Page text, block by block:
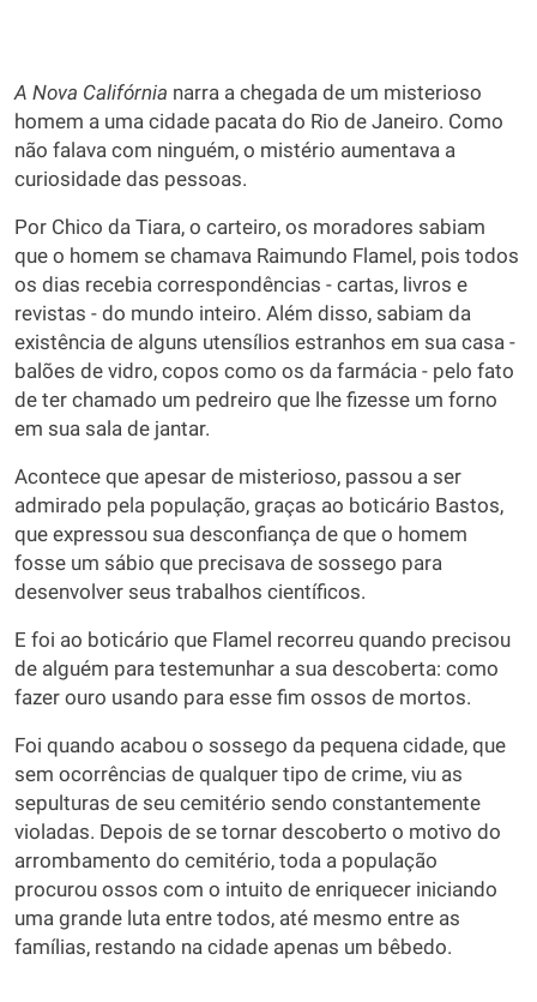
A Nova Califórnia narra a chegada de um misterioso
homem a uma cidade pacata do Rio de Janeiro. Como
não falava com ninguém, o mistério aumentava a
curiosidade das pessoas.
Por Chico da Tiara, o carteiro, os moradores sabiam
que o homem se chamava Raimundo Flamel, pois todos
os dias recebia correspondências - cartas, livros e
revistas - do mundo inteiro. Além disso, sabiam da
existência de alguns utensílios estranhos em sua casa -
balões de vidro, copos como os da farmácia - pelo fato
de ter chamado um pedreiro que lhe fizesse um forno
em sua sala de jantar.
Acontece que apesar de misterioso, passou a ser
admirado pela população, graças ao boticário Bastos,
que expressou sua desconfiança de que o homem
fosse um sábio que precisava de sossego para
desenvolver seus trabalhos científicos.
E foi ao boticário que Flamel recorreu quando precisou
de alguém para testemunhar a sua descoberta: como
fazer ouro usando para esse fim ossos de mortos.
Foi quando acabou o sossego da pequena cidade, que
sem ocorrências de qualquer tipo de crime, viu as
sepulturas de seu cemitério sendo constantemente
violadas. Depois de se tornar descoberto o motivo do
arrombamento do cemitério, toda a população
procurou ossos com o intuito de enriquecer iniciando
uma grande luta entre todos, até mesmo entre as
famílias, restando na cidade apenas um bêbedo.